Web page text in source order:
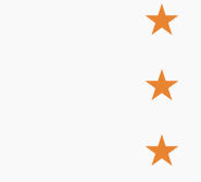
★
★
★